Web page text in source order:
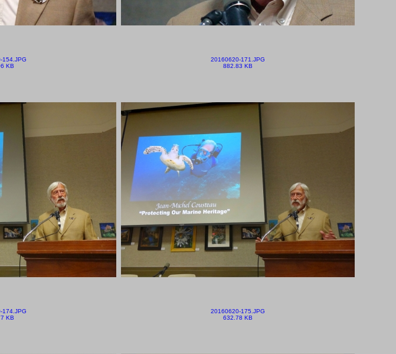
154.JPG
KB
20160620-171.JPG
882.83 KB
174.JPG
KB
20160620-175.JPG
632.78 KB